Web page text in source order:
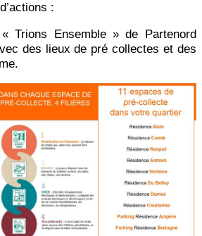
:
« Trions Ensemble » de Partenord
des lieux de pré collectes et des